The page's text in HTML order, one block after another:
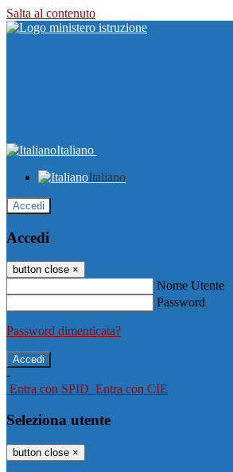
Salta al contenuto
Italiano
Italiano
Accedi
Accedi
button close ×
Nome Utente
Password
Password dimenticata?
-
Entra con SPID Entra con CIE
Seleziona utente
button close ×